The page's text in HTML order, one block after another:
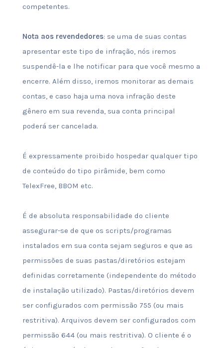
competentes.
Nota aos revendedores: se uma de suas contas
apresentar este tipo de infração, nós iremos
suspendê-la e lhe notificar para que você mesmo a
encerre. Além disso, iremos monitorar as demais
contas, e caso haja uma nova infração deste
gênero em sua revenda, sua conta principal
poderá ser cancelada.
É expressamente proibido hospedar qualquer tipo
de conteúdo do tipo pirâmide, bem como
TelexFree, BBOM etc.
É de absoluta responsabilidade do cliente
assegurar-se de que os scripts/programas
instalados em sua conta sejam seguros e que as
permissões de suas pastas/diretórios estejam
definidas corretamente (independente do método
de instalação utilizado). Pastas/diretórios devem
ser configurados com permissão 755 (ou mais
restritiva). Arquivos devem ser configurados com
permissão 644 (ou mais restritiva). O cliente é o